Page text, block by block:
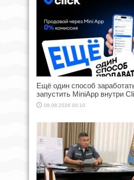
Ещё один способ
запустить MiniApp внутри
08.08.2026 00:10